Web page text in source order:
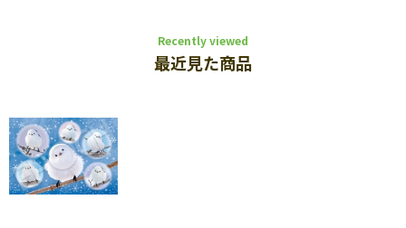
Recently viewed
最近見た商品